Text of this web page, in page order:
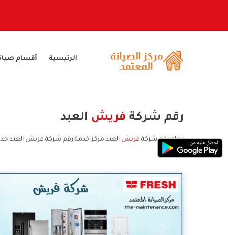
الرئيسية أقسام
رقم شركة فريش العبد
ارقام رقم شركة فريش العبد مركز خدمة رقم شركة فريش العبد